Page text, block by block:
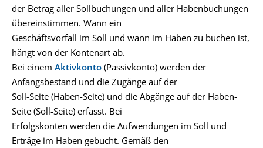
der Betrag aller Sollbuchungen und aller Habenbuchungen
übereinstimmen. Wann ein
Geschäftsvorfall im Soll und wann im Haben zu buchen ist,
hängt von der Kontenart ab.
Bei einem Aktivkonto (Passivkonto) werden der
Anfangsbestand und die Zugänge auf der
Soll-Seite (Haben-Seite) und die Abgänge auf der Haben-
Seite (Soll-Seite) erfasst. Bei
Erfolgskonten werden die Aufwendungen im Soll und
Erträge im Haben gebucht. Gemäß den